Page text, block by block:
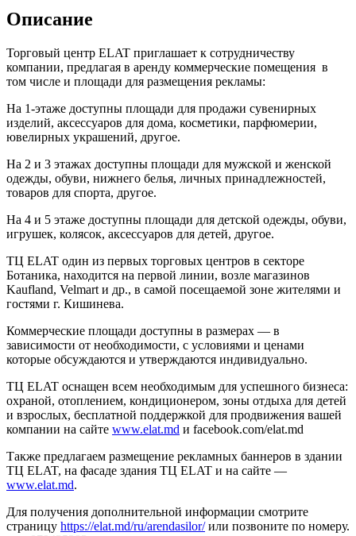
Описание
Торговый центр ELAT приглашает к сотрудничеству
компании, предлагая в аренду коммерческие помещения в
том числе и площади для размещения рекламы:
На 1-этаже доступны площади для продажи сувенирных
изделий, аксессуаров для дома, косметики, парфюмерии,
ювелирных украшений, другое.
На 2 и 3 этажах доступны площади для мужской и женской
одежды, обуви, нижнего белья, личных принадлежностей,
товаров для спорта, другое.
На 4 и 5 этаже доступны площади для детской одежды, обуви,
игрушек, колясок, аксессуаров для детей, другое.
ТЦ ELAT один из первых торговых центров в секторе
Ботаника, находится на первой линии, возле магазинов
Kaufland, Velmart и др., в самой посещаемой зоне жителями и
гостями г. Кишинева.
Коммерческие площади доступны в размерах — в
зависимости от необходимости, с условиями и ценами
которые обсуждаются и утверждаются индивидуально.
ТЦ ELAT оснащен всем необходимым для успешного бизнеса:
охраной, отоплением, кондиционером, зоны отдыха для детей
и взрослых, бесплатной поддержкой для продвижения вашей
компании на сайте www.elat.md и facebook.com/elat.md
Также предлагаем размещение рекламных баннеров в здании
ТЦ ELAT, на фасаде здания ТЦ ELAT и на сайте —
www.elat.md.
Для получения дополнительной информации смотрите
страницу https://elat.md/ru/arendasilor/или позвоните по номеру.